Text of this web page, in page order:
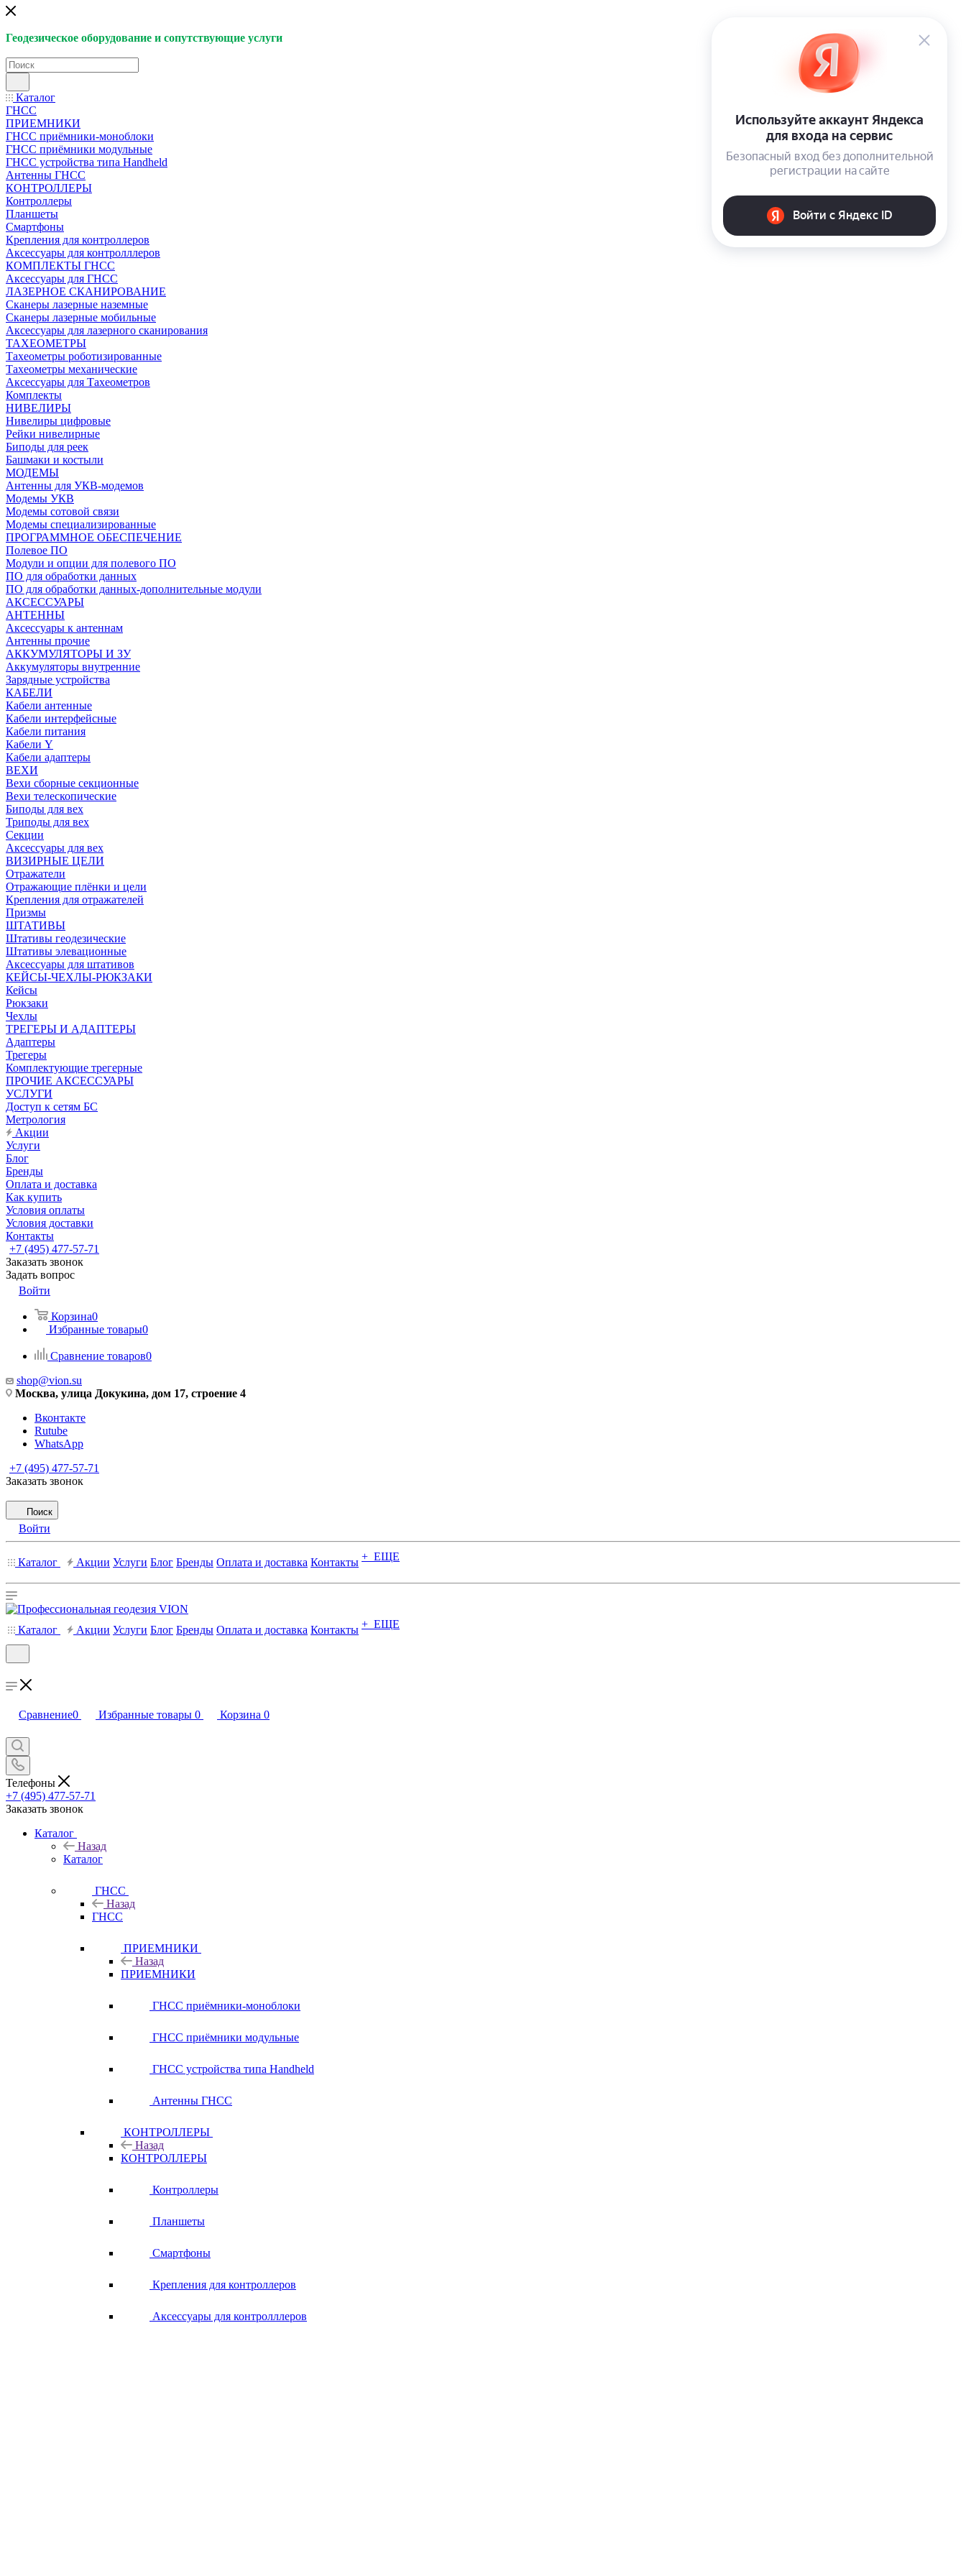
Геодезическое оборудование и сопутствующие услуги
Каталог
ГНСС
ПРИЕМНИКИ
ГНСС приёмники-моноблоки
ГНСС приёмники модульные
ГНСС устройства типа Handheld
Антенны ГНСС
КОНТРОЛЛЕРЫ
Контроллеры
Планшеты
Смартфоны
Крепления для контроллеров
Аксессуары для контролллеров
КОМПЛЕКТЫ ГНСС
Аксессуары для ГНСС
ЛАЗЕРНОЕ СКАНИРОВАНИЕ
Сканеры лазерные наземные
Сканеры лазерные мобильные
Аксессуары для лазерного сканирования
ТАХЕОМЕТРЫ
Тахеометры роботизированные
Тахеометры механические
Аксессуары для Тахеометров
Комплекты
НИВЕЛИРЫ
Нивелиры цифровые
Рейки нивелирные
Биподы для реек
Башмаки и костыли
МОДЕМЫ
Антенны для УКВ-модемов
Модемы УКВ
Модемы сотовой связи
Модемы специализированные
ПРОГРАММНОЕ ОБЕСПЕЧЕНИЕ
Полевое ПО
Модули и опции для полевого ПО
ПО для обработки данных
ПО для обработки данных-дополнительные модули
АКСЕССУАРЫ
АНТЕННЫ
Аксессуары к антеннам
Антенны прочие
АККУМУЛЯТОРЫ И ЗУ
Аккумуляторы внутренние
Зарядные устройства
КАБЕЛИ
Кабели антенные
Кабели интерфейсные
Кабели питания
Кабели Y
Кабели адаптеры
ВЕХИ
Вехи сборные секционные
Вехи телескопические
Биподы для вех
Триподы для вех
Секции
Аксессуары для вех
ВИЗИРНЫЕ ЦЕЛИ
Отражатели
Отражающие плёнки и цели
Крепления для отражателей
Призмы
ШТАТИВЫ
Штативы геодезические
Штативы элевационные
Аксессуары для штативов
КЕЙСЫ-ЧЕХЛЫ-РЮКЗАКИ
Кейсы
Рюкзаки
Чехлы
ТРЕГЕРЫ И АДАПТЕРЫ
Адаптеры
Трегеры
Комплектующие трегерные
ПРОЧИЕ АКСЕССУАРЫ
УСЛУГИ
Доступ к сетям БС
Метрология
Акции
Услуги
Блог
Бренды
Оплата и доставка
Как купить
Условия оплаты
Условия доставки
Контакты
+7 (495) 477-57-71
Заказать звонок
Задать вопрос
Войти
Корзина0
Избранные товары0
Сравнение товаров0
shop@vion.su
Москва, улица Докукина, дом 17, строение 4
Вконтакте
Rutube
WhatsApp
+7 (495) 477-57-71
Заказать звонок
Поиск
Войти
Каталог Акции Услуги Блог Бренды Оплата и доставка Контакты + ЕЩЕ
Каталог Акции Услуги Блог Бренды Оплата и доставка Контакты + ЕЩЕ
Сравнение0 Избранные товары 0 Корзина 0
Телефоны
+7 (495) 477-57-71
Заказать звонок
Каталог
Назад
Каталог
ГНСС
Назад
ГНСС
ПРИЕМНИКИ
Назад
ПРИЕМНИКИ
ГНСС приёмники-моноблоки
ГНСС приёмники модульные
ГНСС устройства типа Handheld
Антенны ГНСС
КОНТРОЛЛЕРЫ
Назад
КОНТРОЛЛЕРЫ
Контроллеры
Планшеты
Смартфоны
Крепления для контроллеров
Аксессуары для контролллеров